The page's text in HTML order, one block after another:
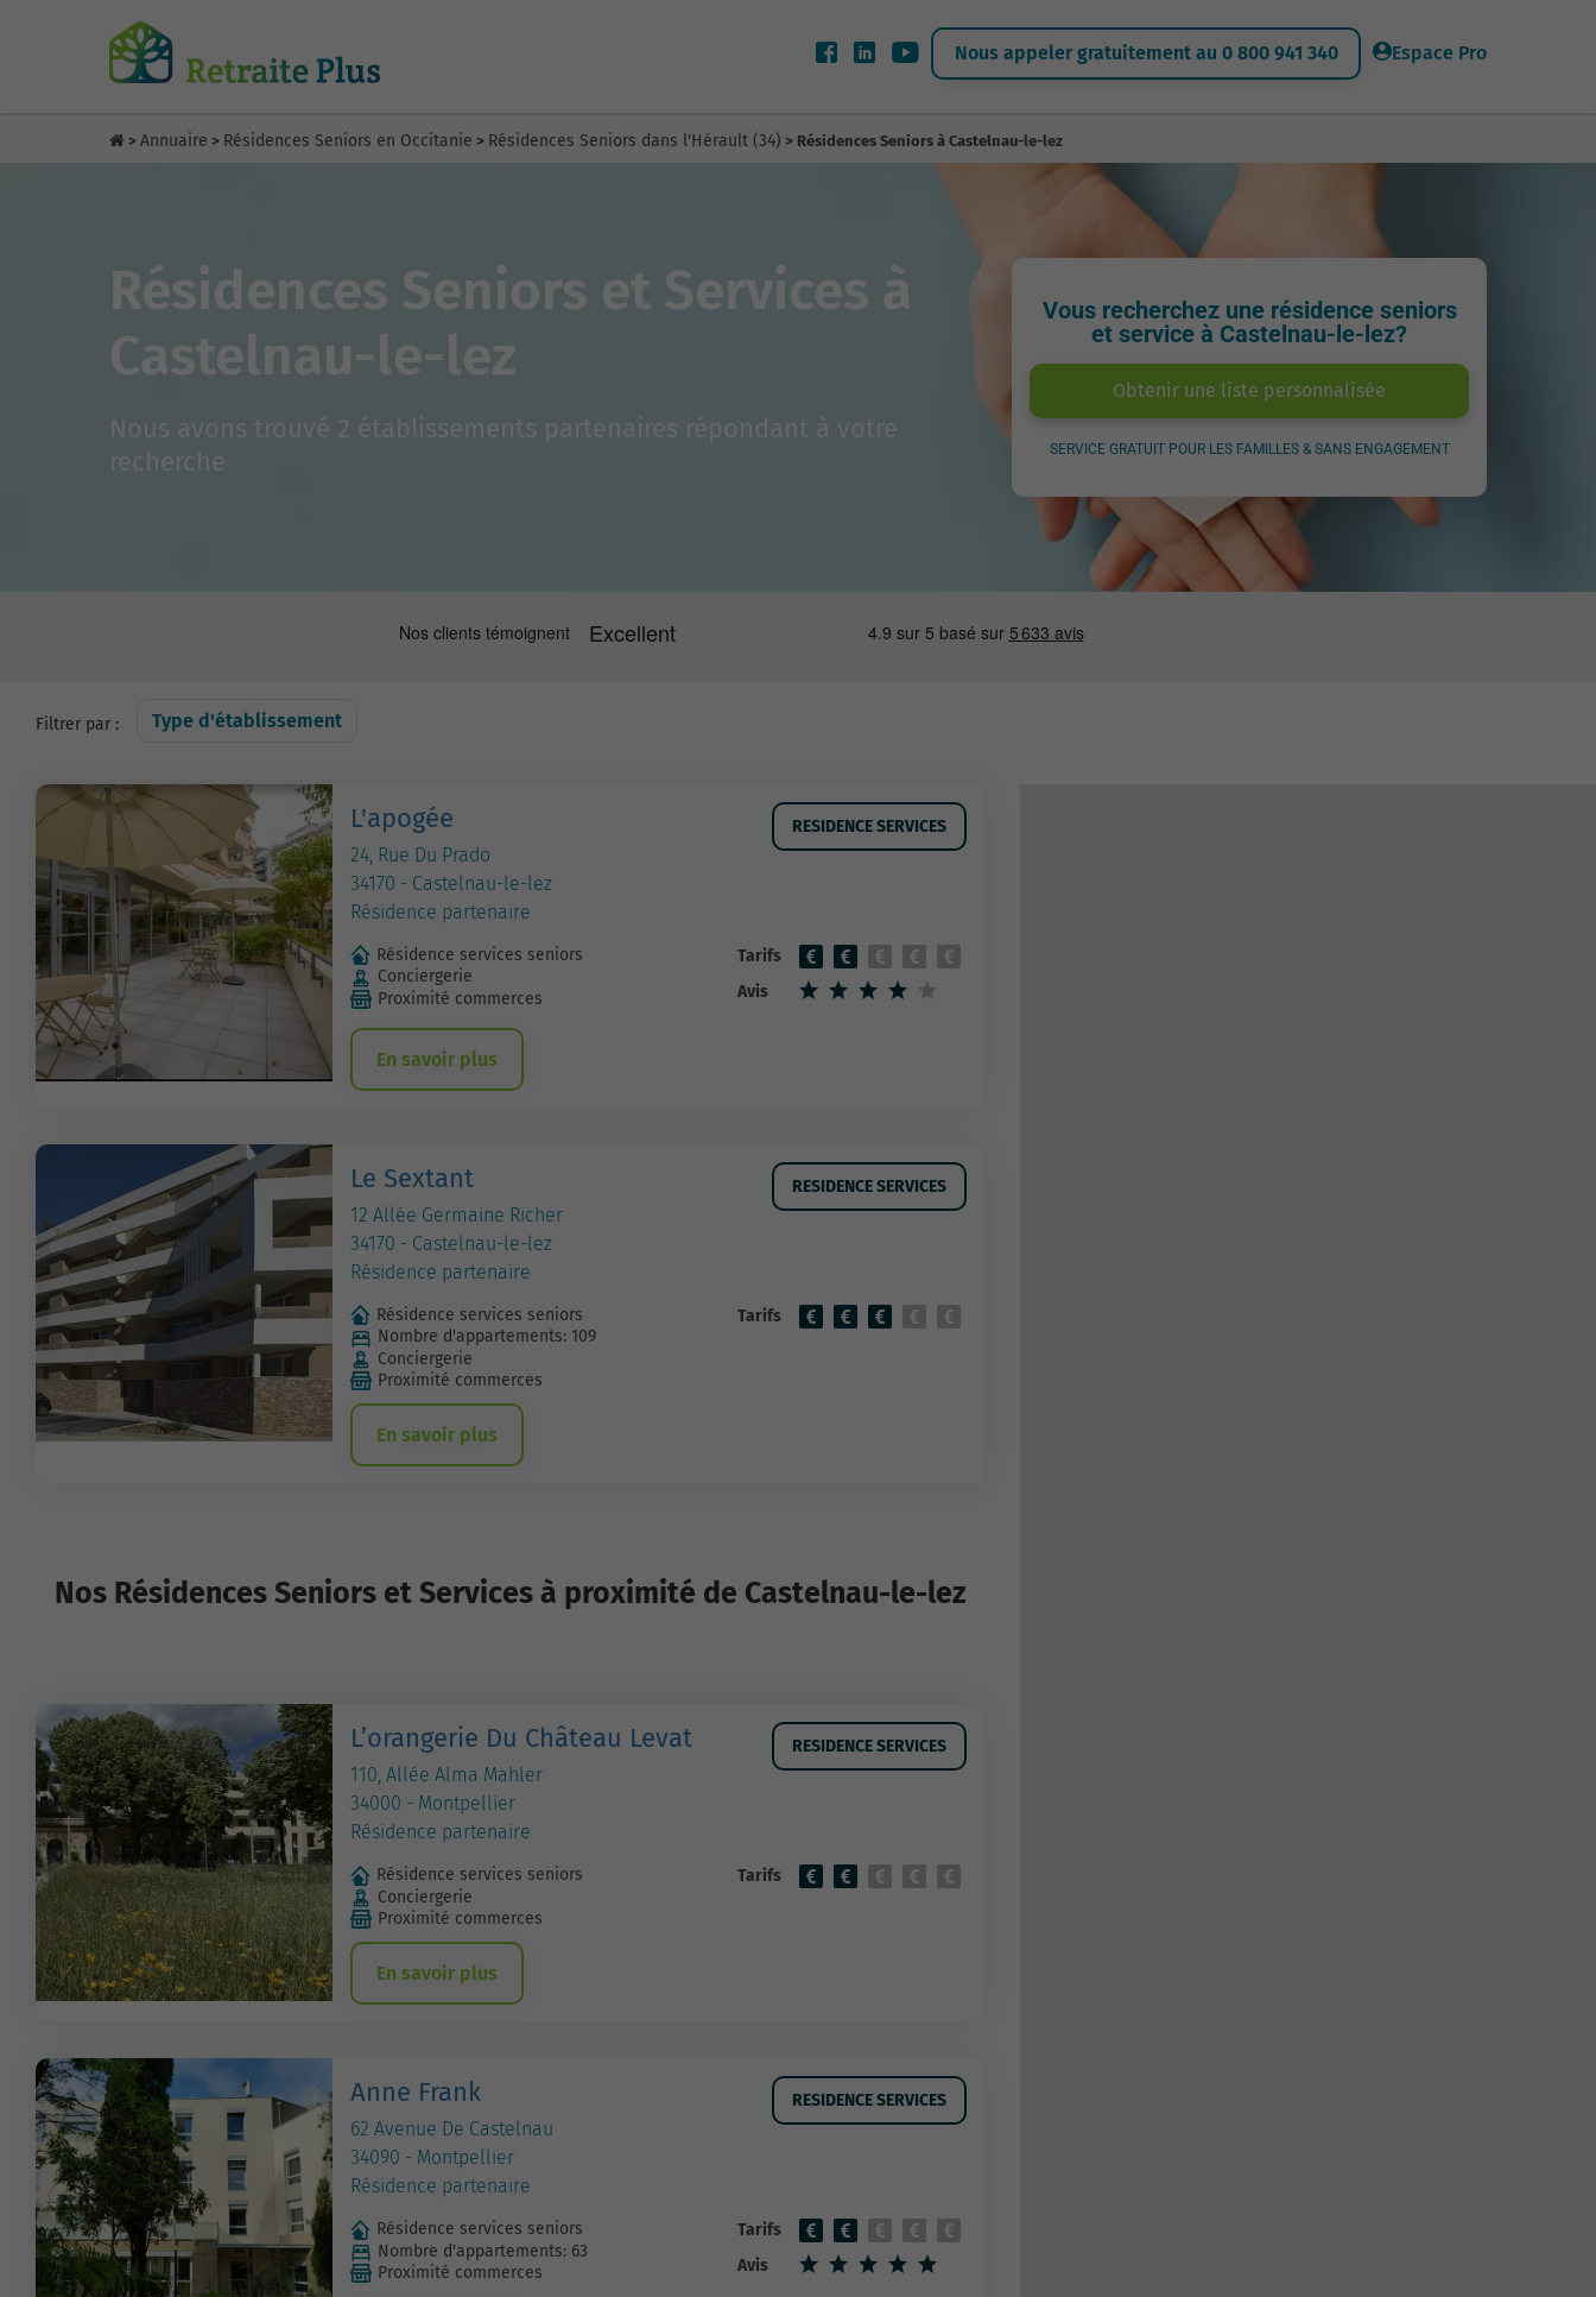
Nous appeler gratuitement au 0 800 941 340 Espace Pro
> Annuaire > Résidences Seniors en Occitanie > Résidences Seniors dans l'Hérault (34) > Résidences Seniors à Castelnau-le-lez
Résidences Seniors et Services à
Castelnau-le-lez
Nous avons trouvé 2 établissements partenaires répondant à votre
recherche
Vous recherchez une résidence seniors
et service à Castelnau-le-lez?
Obtenir une liste personnalisée
SERVICE GRATUIT POUR LES FAMILLES & SANS ENGAGEMENT
Filtrer par : Type d'établissement
L'apogée
24, Rue Du Prado
34170 - Castelnau-le-lez
Résidence partenaire
RESIDENCE SERVICES
Résidence services seniors
Conciergerie
Proximité commerces
Tarifs
Avis
En savoir plus
Le Sextant
12 Allée Germaine Richer
34170 - Castelnau-le-lez
Résidence partenaire
RESIDENCE SERVICES
Résidence services seniors
Nombre d'appartements: 109
Conciergerie
Proximité commerces
Tarifs
En savoir plus
Nos Résidences Seniors et Services à proximité de Castelnau-le-lez
L’orangerie Du Château Levat
110, Allée Alma Mahler
34000 - Montpellier
Résidence partenaire
RESIDENCE SERVICES
Résidence services seniors
Conciergerie
Proximité commerces
Tarifs
En savoir plus
Anne Frank
62 Avenue De Castelnau
34090 - Montpellier
Résidence partenaire
RESIDENCE SERVICES
Résidence services seniors
Nombre d'appartements: 63
Proximité commerces
Tarifs
Avis